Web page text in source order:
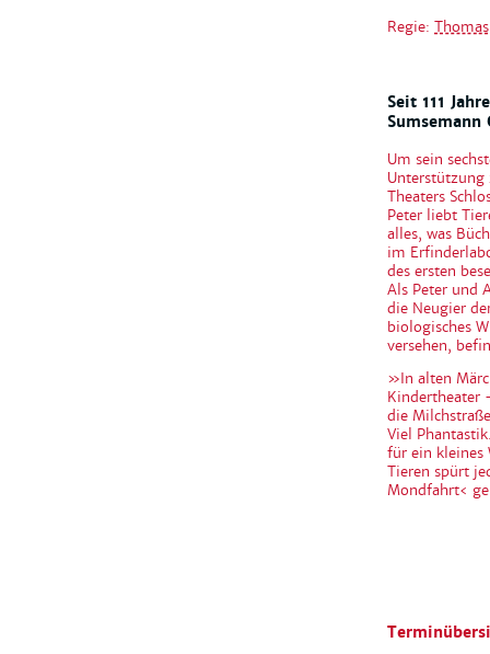
Regie:
Seit 111
Sumsemann
Um sein
Unterstützung
Theaters
Peter liebt
alles, was
im
des ersten
Als Peter und
die Neugier
biologisches
versehen,
»In alten
Kindertheater
die
Viel
für ein kleines
Tieren spürt
Mondfahrt‹